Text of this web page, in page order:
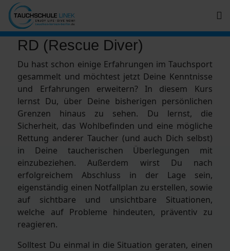
RD (Rescue Diver)
Du hast schon einige Erfahrungen im Tauchsport
gesammelt und möchtest jetzt Deine Kenntnisse
und Erfahrungen erweitern? In diesem Kurs
lernst Du, über Deine bisherigen persönlichen
Grenzen hinaus zu sehen. Du lernst, die
Sicherheit, das Wohlbefinden und eine mögliche
Rettung anderer Taucher (und auch Dich selbst)
in Deine taucherischen Überlegungen mit
einzubeziehen. Außerdem wirst Du nach
erfolgreichem Abschluss in der Lage sein,
eigenständig einen Notfallplan zu erstellen, sowie
auf sichtbare und unsichtbare Situationen,
welche auf Probleme hindeuten, präventiv zu
reagieren.
Solltest Du einmal in die Situation geraten, einen